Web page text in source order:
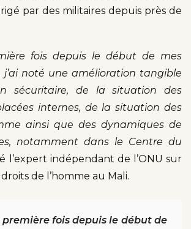
par des militaires depuis près de
fois depuis le début de mes
j’ai noté une amélioration tangible
sécuritaire, de la situation des
internes, de la situation des
ainsi que des dynamiques de
notamment dans le Centre du
l’expert indépendant de l’ONU sur
de l’homme au Mali.
première fois depuis le début de